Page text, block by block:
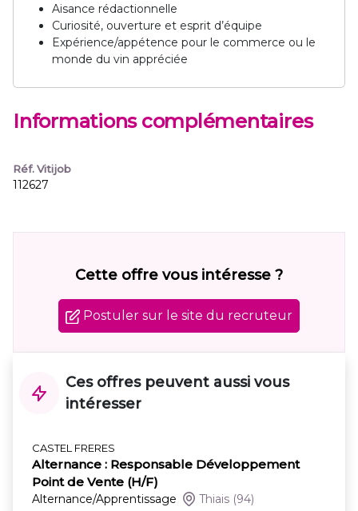
Aisance rédactionnelle
Curiosité, ouverture et esprit d’équipe
Expérience/appétence pour le commerce ou le
monde du vin appréciée
Informations complémentaires
Réf. Vitijob
112627
Cette offre vous intéresse ?
Postuler sur le site du recruteur
Ces offres peuvent aussi vous
intéresser
CASTEL FRERES
Alternance : Responsable Développement
Point de Vente (H/F)
Alternance/Apprentissage Thiais (94)